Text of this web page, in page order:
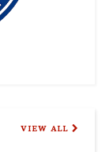
VIEW ALL